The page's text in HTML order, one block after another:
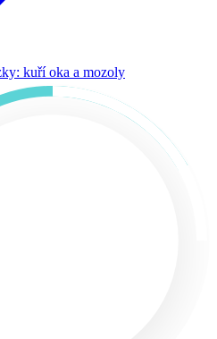
kuří oka a mozoly